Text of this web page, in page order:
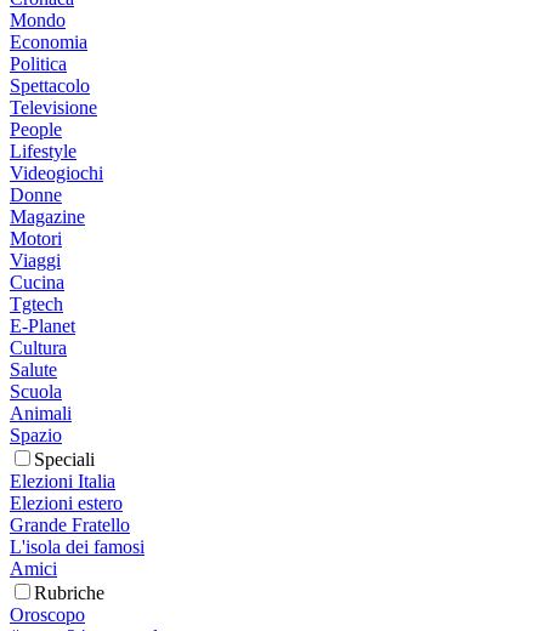
Mondo
Economia
Politica
Spettacolo
Televisione
People
Lifestyle
Videogiochi
Donne
Magazine
Motori
Viaggi
Cucina
Tgtech
E-Planet
Cultura
Salute
Scuola
Animali
Spazio
Speciali
Elezioni Italia
Elezioni estero
Grande Fratello
L'isola dei famosi
Amici
Rubriche
Oroscopo